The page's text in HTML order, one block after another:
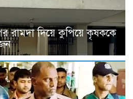
রামদা দিয়ে কুপিয়ে কৃষককে